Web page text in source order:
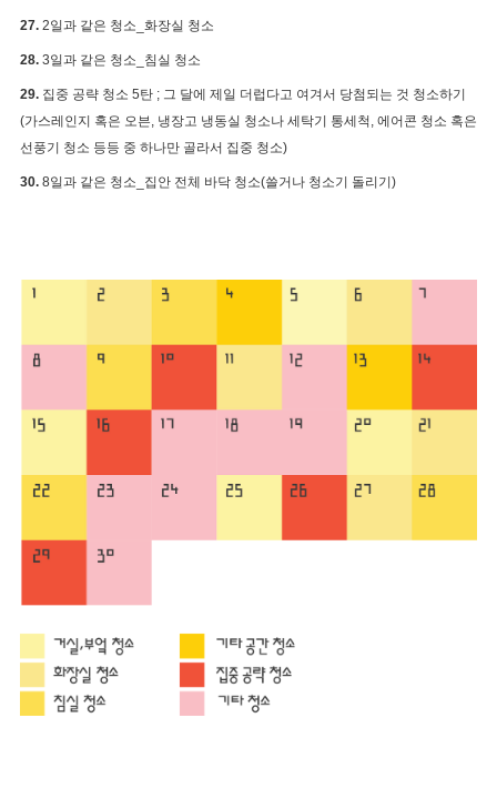
27. 2일과 같은 청소_화장실 청소
28. 3일과 같은 청소_침실 청소
29. 집중 공략 청소 5탄 ; 그 달에 제일 더럽다고 여겨서 당첨되는 것 청소하기
(가스레인지 혹은 오븐, 냉장고 냉동실 청소나 세탁기 통세척, 에어콘 청소 혹은
선풍기 청소 등등 중 하나만 골라서 집중 청소)
30. 8일과 같은 청소_집안 전체 바닥 청소(쓸거나 청소기 돌리기)